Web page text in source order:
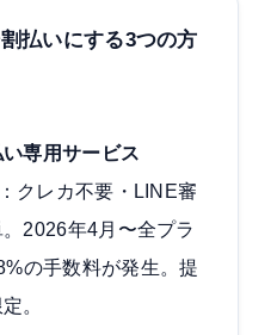
払いにする3つの方
専用サービス
：クレカ不要・LINE審
2026年4月〜全プラ
の手数料が発生。提
。